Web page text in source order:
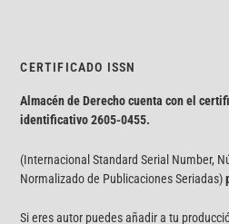
CERTIFICADO ISSN
Almacén de Derecho cuenta con el
identificativo2605-0455.
(Internacional Standard Serial Number,
Normalizado de Publicaciones Seriadas)
Si eres autor puedes añadir a tu